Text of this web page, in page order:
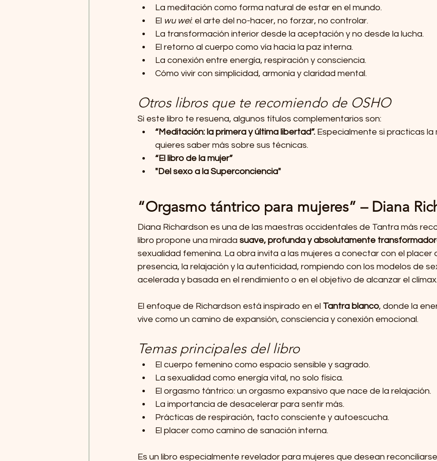
La meditación como forma natural de estar en el mundo.
El wu wei: el arte del no-hacer, no forzar, no controlar.
La transformación interior desde la aceptación y no desde la lucha.
El retorno al cuerpo como vía hacia la paz interna.
La conexión entre energía, respiración y consciencia.
Cómo vivir con simplicidad, armonía y claridad mental.
Otros libros que te recomiendo de OSHO
Si este libro te resuena, algunos títulos complementarios son:
“Meditación: la primera y última libertad”. Especialmente si practicas la
quieres saber más sobre sus técnicas.
“El libro de la mujer”
"Del sexo a la Superconciencia"
“Orgasmo tántrico para mujeres” – Diana
Diana Richardson es una de las maestras occidentales de Tantra más
libro propone una mirada suave, profunda y absolutamente
sexualidad femenina. La obra invita a las mujeres a conectar con el placer
presencia, la relajación y la autenticidad, rompiendo con los modelos de
acelerada y basada en el rendimiento o en el objetivo de alcanzar el clímax.
El enfoque de Richardson está inspirado en el Tantra blanco, donde la
vive como un camino de expansión, consciencia y conexión emocional.
Temas principales del libro
El cuerpo femenino como espacio sensible y sagrado.
La sexualidad como energía vital, no solo física.
El orgasmo tántrico: un orgasmo expansivo que nace de la relajación.
La importancia de desacelerar para sentir más.
Prácticas de respiración, tacto consciente y autoescucha.
El placer como camino de sanación interna.
Es un libro especialmente revelador para mujeres que desean